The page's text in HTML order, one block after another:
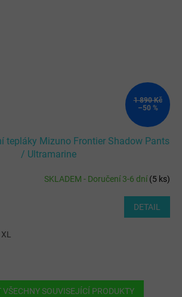
1 890 Kč
–50 %
tepláky Mizuno Frontier Shadow Pants
/ Ultramarine
SKLADEM - Doručení 3-6 dní(5 ks)
DETAIL
XL
VŠECHNY SOUVISEJÍCÍ PRODUKTY